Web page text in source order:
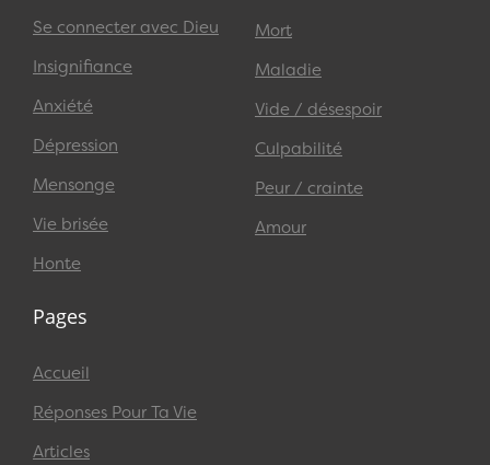
Se connecter avec Dieu
Insignifiance
Anxiété
Dépression
Mensonge
Vie brisée
Honte
Mort
Maladie
Vide / désespoir
Culpabilité
Peur / crainte
Amour
Pages
Accueil
Réponses Pour Ta Vie
Articles